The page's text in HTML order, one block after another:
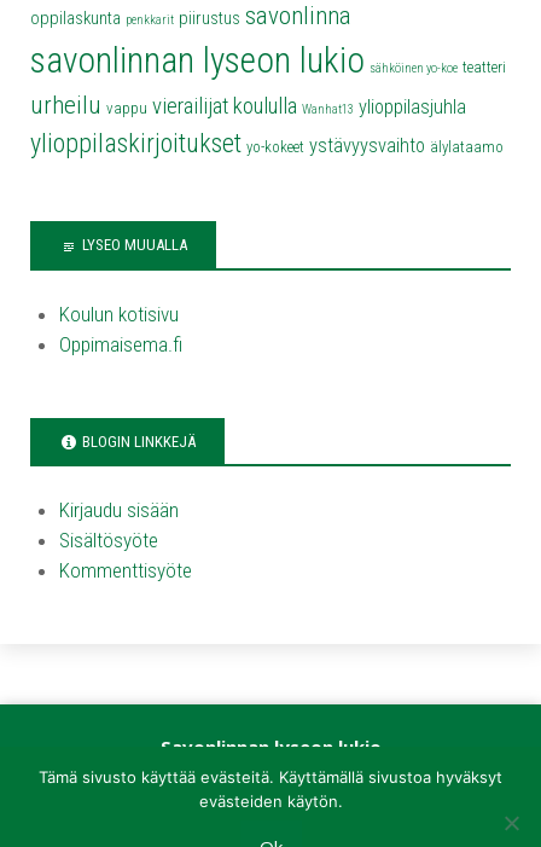
oppilaskunta penkkarit piirustus savonlinna
savonlinnan lyseon lukio sähköinen yo-koe teatteri
urheilu vappu vierailijat koululla Wanhat13 ylioppilasjuhla
ylioppilaskirjoitukset yo-kokeet ystävyysvaihto älylataamo
LYSEO MUUALLA
Koulun kotisivu
Oppimaisema.fi
BLOGIN LINKKEJÄ
Kirjaudu sisään
Sisältösyöte
Kommenttisyöte
Savonlinnan lyseon lukio
Kirkkokatu 1
57100 Savonlinna
Tämä sivusto käyttää evästeitä. Käyttämällä sivustoa hyväksyt
evästeiden käytön.